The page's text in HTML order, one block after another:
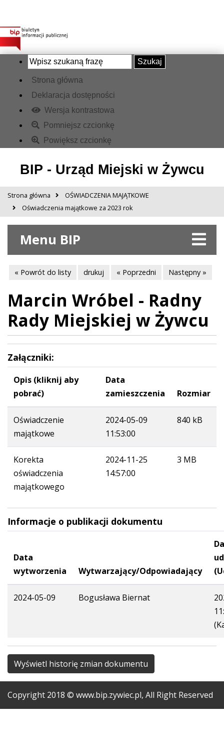
Szukaj
Strona główna
Deklaracja dostępności
Wersja kontrastowa
Pomniejsz czcionkę
Powiększ czcionkę
BIP - Urząd Miejski w Żywcu
Strona główna
OŚWIADCZENIA MAJĄTKOWE
Oświadczenia majątkowe za 2023 rok
Menu BIP
« Powrót do listy drukuj « Poprzedni Następny »
Marcin Wróbel - Radny
Rady Miejskiej w Żywcu
Załączniki:
Opis (kliknij aby
pobrać)
Data
zamieszczenia
Rozmiar
Oświadczenie
majątkowe
2024-05-09
11:53:00
840 kB
Korekta
oświadczenia
majątkowego
2024-11-25
14:57:00
3 MB
Informacje o publikacji dokumentu
Data
wytworzenia
Wytwarzający/Odpowiadający
2024-05-09 Bogusława Biernat
Wyświetl historię zmian dokumentu
Copyright 2018 © www.bip.zywiec.pl, All Right Reserved